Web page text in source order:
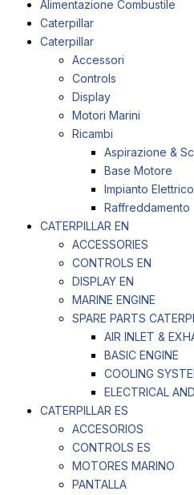
Alimentazione Combustile
Caterpillar
Caterpillar
Accessori
Controls
Display
Motori Marini
Ricambi
Aspirazione &
Base Motore
Impianto Elettrico
Raffreddamento
CATERPILLAR EN
ACCESSORIES
CONTROLS EN
DISPLAY EN
MARINE ENGINE
SPARE PARTS
AIR INLET &
BASIC ENGINE
COOLING
ELECTRICAL
CATERPILLAR ES
ACCESORIOS
CONTROLS ES
MOTORES MARINO
PANTALLA